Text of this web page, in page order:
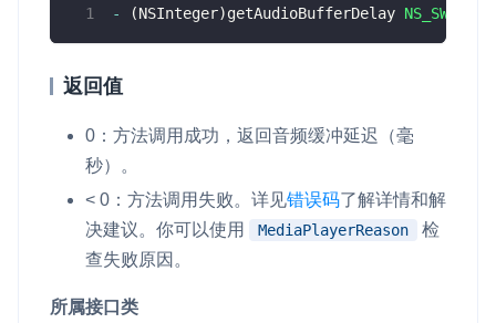
CDN 直播方案
媒体流加速
为智能硬件提供优质的媒体流传输，实现人与人、人与物、物与
实时互动扩展能力
快速实现实时的语音转写功能
Unreal (C++)
Unreal (Blueprint)
React
v4.3.1
v4.2.3
- (NSInteger)getAudioBufferDelay
返回值
0：方法调用成功，返回音频缓冲延迟（毫
秒）。
< 0：方法调用失败。详见错误码了解详情和解
决建议。你可以使用
MediaPlayerReason
检
查失败原因。
所属接口类